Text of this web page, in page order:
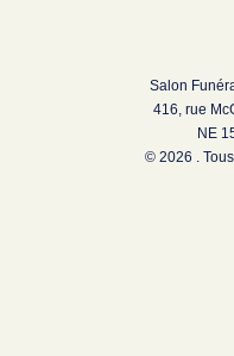
Salon
416, rue
NE
© 2026 .